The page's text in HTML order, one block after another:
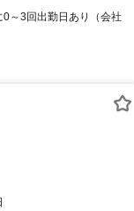
～3回出勤日あり（会社